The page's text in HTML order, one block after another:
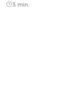
3 min.